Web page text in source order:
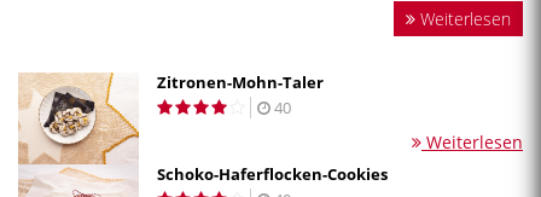
Weiterlesen
Zitronen-Mohn-Taler
40
Weiterlesen
Schoko-Haferflocken-Cookies